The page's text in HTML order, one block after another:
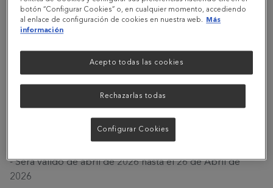
- Será válido para una única compra por participante.
códigos promocionales.
- No será canjeable por dinero en efectivo ni por ningún
otro incentivo distinto.
- Estará sujeto a las condiciones de uso y fecha de
caducidad indicadas junto con el código.
- Será válido de abril de 2026 hasta el 26 de Abril de
2026
botón “Configurar Cookies” o, en cualquier momento, accediendo
al enlace de configuración de cookies en nuestra web. Más
información
Rechazarlas todas
Acepto todas las cookies
Configurar Cookies